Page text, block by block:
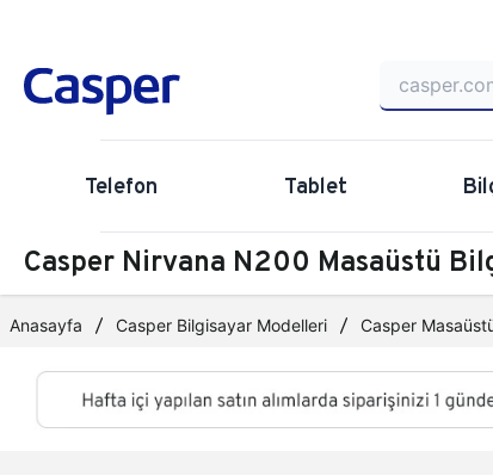
Telefon Tablet
Casper Nirvana N200 Masaüstü
Anasayfa Casper Bilgisayar Modelleri Casper